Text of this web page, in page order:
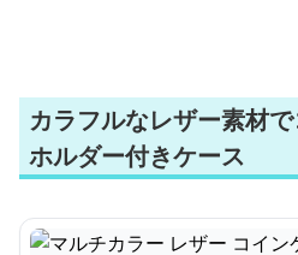
カラフルなレザー素材
ホルダー付きケース